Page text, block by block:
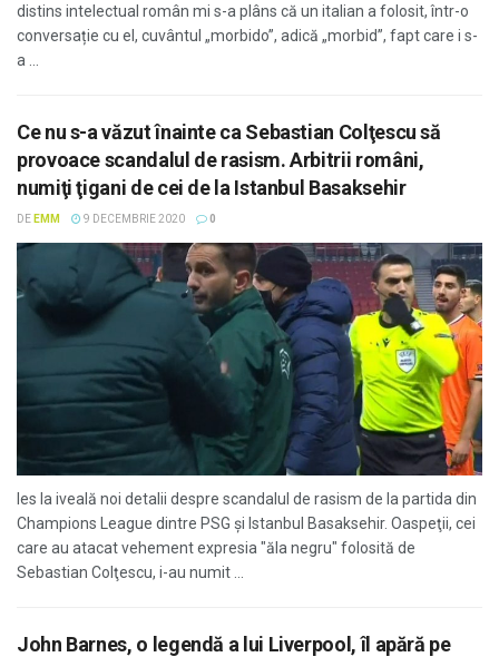
distins intelectual român mi s-a plâns că un italian a folosit, într-o
conversație cu el, cuvântul „morbido”, adică „morbid”, fapt care i s-
a ...
Ce nu s-a văzut înainte ca Sebastian Colţescu să
provoace scandalul de rasism. Arbitrii români,
numiţi ţigani de cei de la Istanbul Basaksehir
DE EMM 9 DECEMBRIE 2020 0
Ies la iveală noi detalii despre scandalul de rasism de la partida din
Champions League dintre PSG şi Istanbul Basaksehir. Oaspeţii, cei
care au atacat vehement expresia "ăla negru" folosită de
Sebastian Colţescu, i-au numit ...
John Barnes, o legendă a lui Liverpool, îl apără pe